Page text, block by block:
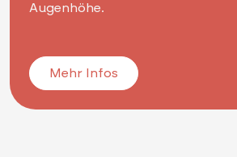
Augenhöhe.
Mehr Infos